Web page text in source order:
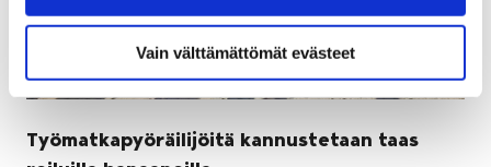
Vain välttämättömät evästeet
Työmatkapyöräilijöitä kannustetaan taas